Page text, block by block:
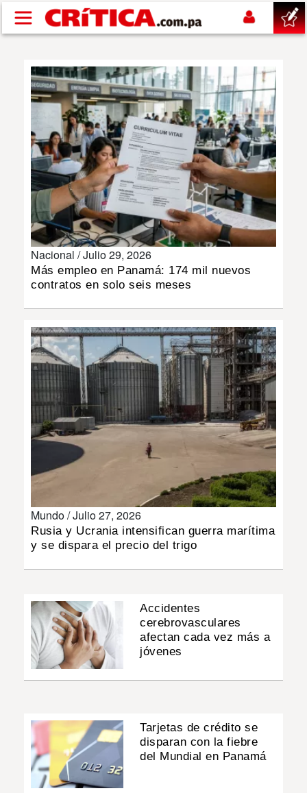
Pasar al contenido principal
SUCESOS
NACIONAL
POLÍTICA
SHOW
DEPORTES
INSÓLITAS
MULTIMEDIA
Nacional /Julio 29, 2026
Más empleo en Panamá: 174 mil nuevos
contratos en solo seis meses
Mundo /Julio 27, 2026
Rusia y Ucrania intensifican guerra marítima
y se dispara el precio del trigo
Accidentes
cerebrovasculares
afectan cada vez más a
jóvenes
Tarjetas de crédito se
disparan con la fiebre
del Mundial en Panamá